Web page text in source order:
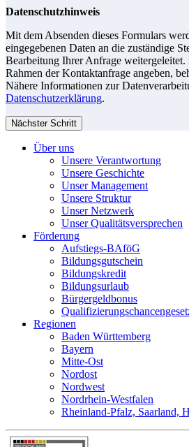
Datenschutzhinweis
Mit dem Absenden dieses Formulars
eingegebenen Daten an die zuständige
Bearbeitung Ihrer Anfrage
Rahmen der Kontaktanfrage angeben,
Nähere Informationen zur
Datenschutzerklärung.
Nächster Schritt
Über uns
Unsere Verantwortung
Unsere Geschichte
Unser Management
Unsere Struktur
Unser Netzwerk
Unser Qualitätsversprechen
Förderung
Aufstiegs-BAföG
Bildungsgutschein
Bildungskredit
Bildungsurlaub
Bürgergeldbonus
Regionen
Baden Württemberg
Bayern
Mitte-Ost
Nordost
Nordwest
Nordrhein-Westfalen
Rheinland-Pfalz, Saarland,